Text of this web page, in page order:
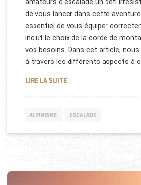
amateurs d’escalade un défi
de vous lancer dans cette
essentiel de vous équiper
inclut le choix de la corde de
vos besoins. Dans cet article, nous
à travers les différents aspects à
LIRE LA SUITECOMMENT CHOISIR SA
ALPINISME ESCALADE